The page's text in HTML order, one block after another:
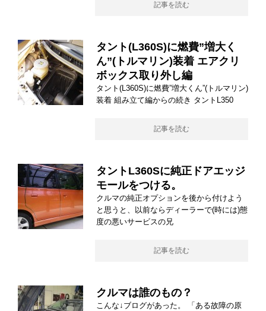
記事を読む
タント(L360S)に燃費”増大く
ん”(トルマリン)装着 エアクリ
ボックス取り外し編
タント(L360S)に燃費”増大くん”(トルマリン)
装着 組み立て編からの続き タントL350
記事を読む
タントL360Sに純正ドアエッジ
モールをつける。
クルマの純正オプションを後から付けよう
と思うと、以前ならディーラーで(時には)態
度の悪いサービスの兄
記事を読む
クルマは誰のもの？
こんな↓ブログがあった。 「ある故障の原